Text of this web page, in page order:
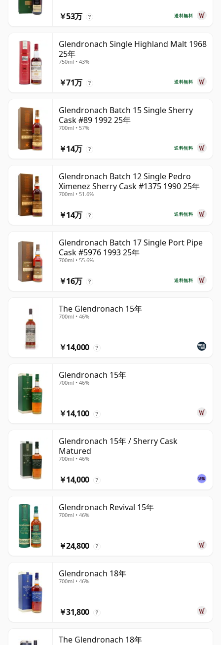
送料無料
￥53万 ?
Glendronach Single Highland Malt 1968
25年
750ml • 43%
送料無料
￥71万 ?
Glendronach Batch 15 Single Sherry
Cask #89 1992 25年
700ml • 57%
送料無料
￥14万 ?
Glendronach Batch 12 Single Pedro
Ximenez Sherry Cask #1375 1990 25年
700ml • 51.6%
送料無料
￥14万 ?
Glendronach Batch 17 Single Port Pipe
Cask #5976 1993 25年
700ml • 55.6%
送料無料
￥16万 ?
The Glendronach 15年
700ml • 46%
￥14,000 ?
Glendronach 15年
700ml • 46%
￥14,100 ?
Glendronach 15年 / Sherry Cask
Matured
700ml • 46%
￥14,000 ?
Glendronach Revival 15年
700ml • 46%
￥24,800 ?
Glendronach 18年
700ml • 46%
￥31,800 ?
The Glendronach 18年